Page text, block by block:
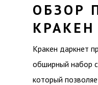
ОБЗОР
Кракен даркнет
обширный набор
который